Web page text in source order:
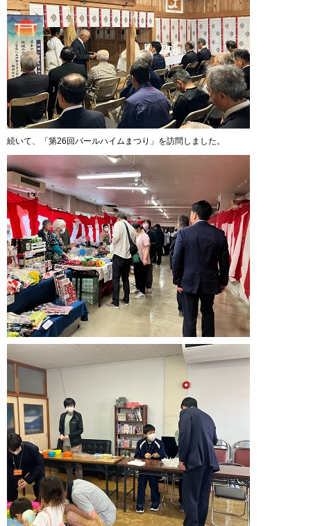
続いて、「第26回パールハイムまつり」を訪問しました。